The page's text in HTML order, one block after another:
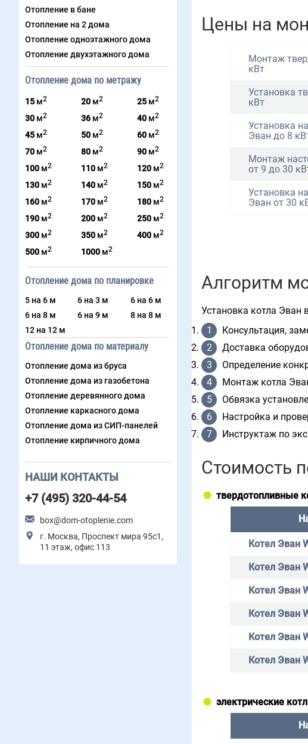
Отопление в бане
Отопление на 2 дома
Отопление одноэтажного дома
Отопление двухэтажного дома
Отопление дома по метражу
15 м2
30 м2
45 м2
70 м2
100 м2
130 м2
160 м2
190 м2
300 м2
500 м2
20 м2
36 м2
50 м2
80 м2
110 м2
140 м2
170 м2
200 м2
350 м2
1000 м2
25 м2
40 м2
60 м2
90 м2
120 м2
150 м2
180 м2
250 м2
400 м2
Отопление дома по планировке
5 на 6 м 6 на 3 м
6 на 6 м
6 на 8 м
6 на 9 м
8 на 8 м
12 на 12 м
Отопление дома по материалу
Отопление дома из бруса
Отопление дома из газобетона
Отопление деревянного дома
Отопление каркасного дома
Отопление дома из СИП-панелей
Отопление кирпичного дома
НАШИ КОНТАКТЫ
+7 (495) 320-44-54
box@dom-otoplenie.com
г. Москва, Проспект мира 95с1,
11 этаж, офис 113
Цены на
Монтаж
кВт
Установка
кВт
Установка
Эван до 8
Монтаж
от 9 до 30
Установка
Эван от 30
Алгоритм
Установка котла Эван
Консультация,
Доставка
Определение
Монтаж котла
Обвязка
Настройка и
Инструктаж по
Стоимость
твердотопливные
Котел Эван
Котел Эван
Котел Эван
Котел Эван
Котел Эван
Котел Эван
электрические